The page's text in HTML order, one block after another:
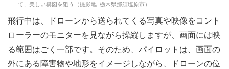
て、美しい構図を狙う（撮影地=栃木県那須塩原市）
飛行中は、ドローンから送られてくる写真や映像をコント
ローラーのモニターを見ながら操縦しますが、画面には映
る範囲はごく一部です。そのため、パイロットは、画面の
外にある障害物や地形をイメージしながら、ドローンの位